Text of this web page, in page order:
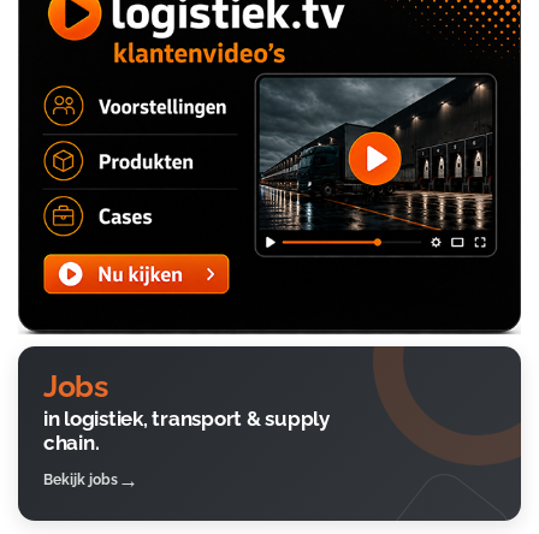
Jobs
in logistiek, transport & supply
chain.
Bekijk jobs